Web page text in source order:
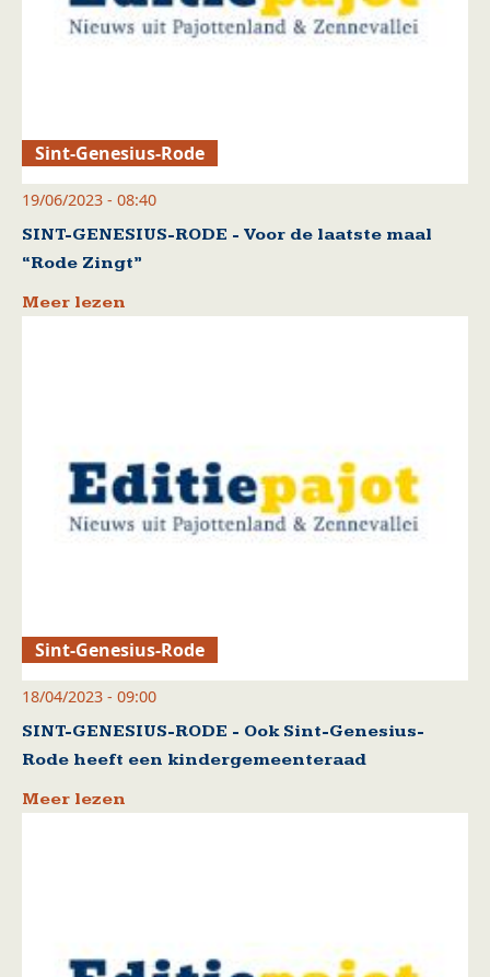
Sint-Genesius-Rode
19/06/2023 - 08:40
SINT-GENESIUS-RODE - Voor de laatste maal
“Rode Zingt”
Meer lezen
Sint-Genesius-Rode
18/04/2023 - 09:00
SINT-GENESIUS-RODE - Ook Sint-Genesius-
Rode heeft een kindergemeenteraad
Meer lezen